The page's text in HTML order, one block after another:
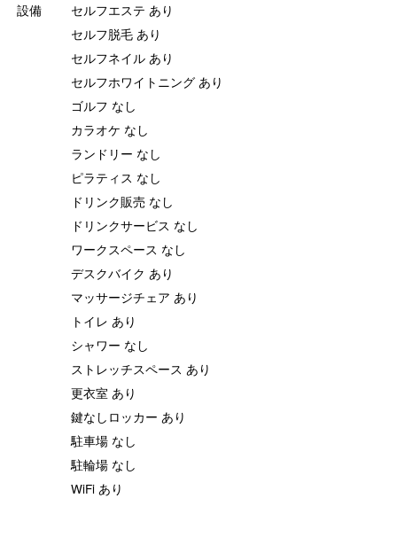
設備
セルフエステ あり
セルフ脱毛 あり
セルフネイル あり
セルフホワイトニング あり
ゴルフ なし
カラオケ なし
ランドリー なし
ピラティス なし
ドリンク販売 なし
ドリンクサービス なし
ワークスペース なし
デスクバイク あり
マッサージチェア あり
トイレ あり
シャワー なし
ストレッチスペース あり
更衣室 あり
鍵なしロッカー あり
駐車場 なし
駐輪場 なし
WiFi あり